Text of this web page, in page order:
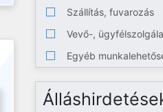
Szállítás, fuvarozás
Vevő-,
Egyéb